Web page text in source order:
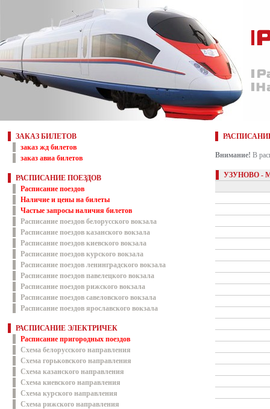
ЗАКАЗ БИЛЕТОВ
заказ жд билетов
заказ авиа билетов
РАСПИСАНИЕ ПОЕЗДОВ
Расписание поездов
Наличие и цены на билеты
Частые запросы наличия билетов
Расписание поездов белорусского вокзала
Расписание поездов казанского вокзала
Расписание поездов киевского вокзала
Расписание поездов курского вокзала
Расписание поездов ленинградского вокзала
Расписание поездов павелецкого вокзала
Расписание поездов рижского вокзала
Расписание поездов савеловского вокзала
Расписание поездов ярославского вокзала
РАСПИСАНИЕ ЭЛЕКТРИЧЕК
Расписание пригородных поездов
Схема белорусского направления
Схема горьковского направления
Схема казанского направления
Схема киевского направления
Схема курского направления
Схема рижского направления
Внимание! В
УЗУНОВО -